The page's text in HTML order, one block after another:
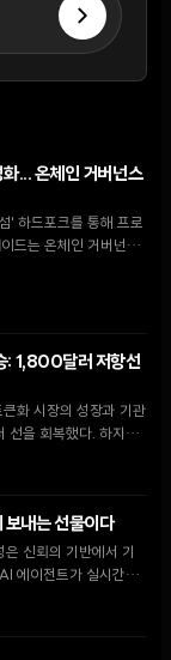
... 온체인 거버넌스
' 하드포크를 통해 프로
드는 온체인 거버넌스
로스 레이오스' 도입
: 1,800달러 저항선
화 시장의 성장과 기관
선을 회복했다. 하지만
여전해 향후 추이에 대
보내는 선물이다
신뢰의 기반에서 기
에이전트가 실시간으
거래 기록은 경쟁사에